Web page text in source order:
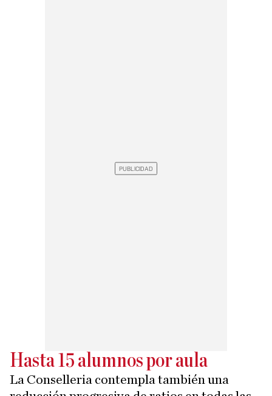
Hasta 15 alumnos por aula
La Conselleria contempla también una